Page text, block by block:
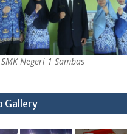
Negeri 1 Sambas
Gallery